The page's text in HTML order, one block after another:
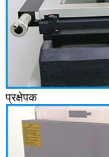
प्रक्षेपक